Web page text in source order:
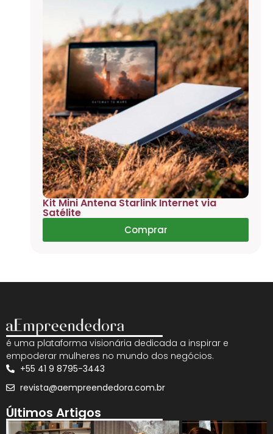
Kit Mini Antena Starlink Internet via
Satélite
Comprar
é uma plataforma visionária dedicada a inspirar e
empoderar mulheres no mundo dos negócios.
+55 41 9 8795-3443
revista@aempreendedora.com.br
Últimos Artigos